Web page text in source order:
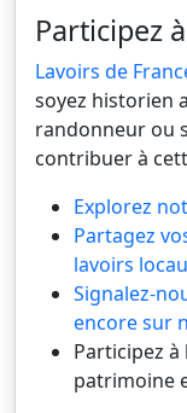
Participez
Lavoirs de
soyez historien
randonneur ou
contribuer à
Explorez
Partagez
lavoirs
Signalez-
encore sur
Participez
patrimoine